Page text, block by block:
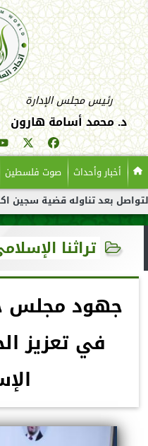
رئيس مجلس الإدارة
د. محمد أسامة هارون
أخبار وأحداث صوت فلسطين
تناوله قضية سجين اكتشف
تراثنا
جهود مجلس
في تعزيز